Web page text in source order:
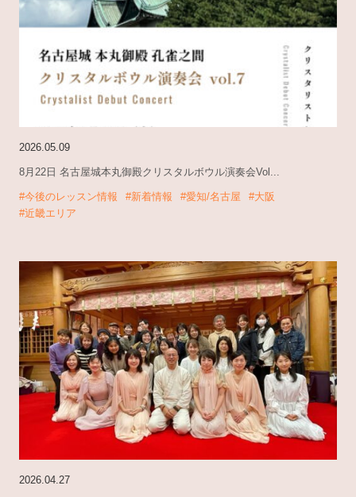
2026.05.09
8月22日 名古屋城本丸御殿クリスタルボウル演奏会Vol...
#今後のレッスン情報 #新着情報 #愛知/名古屋
#大阪
#近畿エリア
2026.04.27